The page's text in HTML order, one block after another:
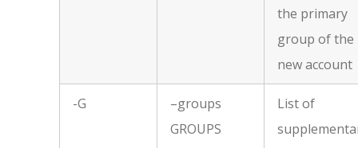
the primary
group of the
new account
-G
–groups
GROUPS
List of